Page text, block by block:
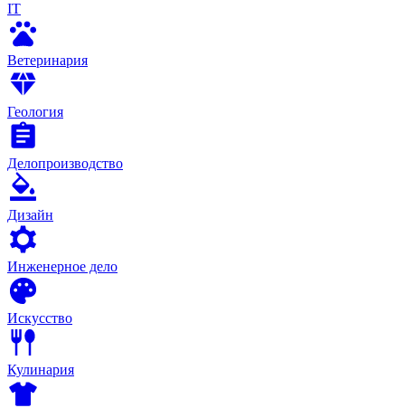
IT
Ветеринария
Геология
Делопроизводство
Дизайн
Инженерное дело
Искусство
Кулинария